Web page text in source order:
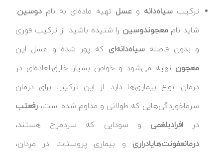
ترکیبسیاه‌دانه وعسل تهیه ماده‌ای به نام دوسین:
شاید ناممعجوندوسین را شنیده باشید. از ترکیب فوری
و بدون فاصله سیاه‌دانه‌ای که پور شده و عسل این
معجون تهیه می‌شود و خواص بسیار خارق‌العاده‌ای در
درمان انواع بیماری‌ها دارد. از این ترکیب برای درمان
سرماخوردگی‌هایی که طولانی و مداوم شده است، رفعتب
درافرادبلغمی و سودایی که سردمزاج هستند،
درمانعفونت‌هایادراری و بیماری پروستات در مردان،